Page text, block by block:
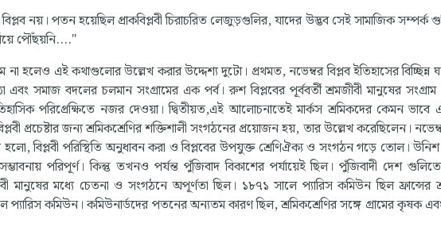
নয়। পতন হয়েছিল প্রাকবিপ্লবী চিরাচরিত লেজুড়গুলির, যাদের উদ্ভব সেই সামাজিক সম্পর্ক
পৌঁছয়নি...."
না হলেও এই কথাগুলোর উল্লেখ করার উদ্দেশ্য দুটো। প্রথমত, নভেম্বর বিপ্লব ইতিহাসের বিচ্ছিন্ন
এবং সমাজ বদলের চলমান সংগ্রামের এক পর্ব। রুশ বিপ্লবের পূর্ববর্তী শ্রমজীবী মানুষের সংগ্রাম
পরিপ্রেক্ষিতে নজর দেওয়া। দ্বিতীয়ত,এই আলোচনাতেই মার্কস শ্রমিকদের কেমন ভাবে
প্রচেষ্টার জন্য শ্রমিকশ্রেণির শক্তিশালী সংগঠনের প্রয়োজন হয়, তার উল্লেখ করেছিলেন।
বিপ্লবী পরিস্থিতি অনুধাবন করা ও বিপ্লবের উপযুক্ত শ্রেণিঐক্য ও সংগঠন গড়ে তোল।
পরিপূর্ণ। কিন্তু তখনও পর্যন্ত পুঁজিবাদ বিকাশের পর্যায়েই ছিল। পুঁজিবাদী দেশ
মানুষের মধ্যে চেতনা ও সংগঠনে অপূর্ণতা ছিল। ১৮৭১ সালে প্যারিস কমিউন ছিল ফ্রান্সের
প্যারিস কমিউন। কমিউনার্ডদের পতনের অন্যতম কারণ ছিল, শ্রমিকশ্রেণির সঙ্গে গ্রামের কৃষক